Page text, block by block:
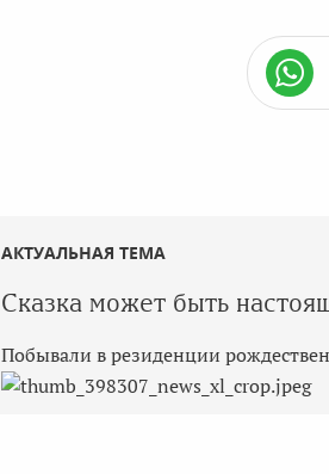
АКТУАЛЬНАЯ ТЕМА
Сказка может быть
Побывали в резиденции